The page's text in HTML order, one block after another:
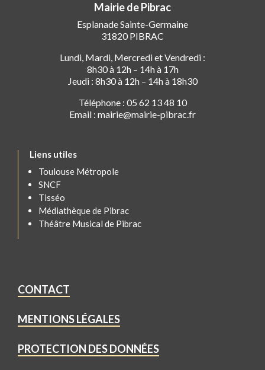
Mairie de Pibrac
Esplanade Sainte-Germaine
31820 PIBRAC
Lundi, Mardi, Mercredi et Vendredi :
8h30 à 12h – 14h à 17h
Jeudi : 8h30 à 12h – 14h à 18h30
Téléphone : 05 62 13 48 10
Email : mairie@mairie-pibrac.fr
Liens utiles
Toulouse Métropole
SNCF
Tisséo
Médiathèque de Pibrac
Théâtre Musical de Pibrac
CONTACT
MENTIONS LÉGALES
PROTECTION DES DONNÉES